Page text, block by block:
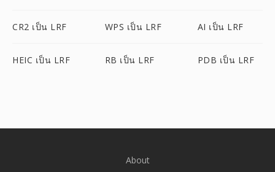
CR2 เป็น LRF WPS เป็น LRF AI เป็น LRF
HEIC เป็น LRF RB เป็น LRF PDB เป็น LRF
About